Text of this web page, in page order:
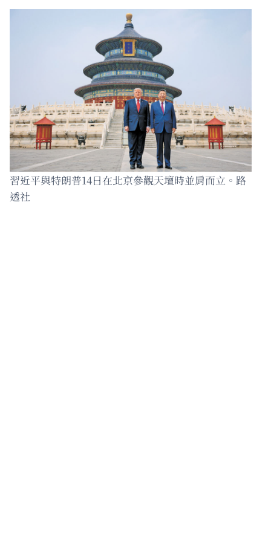
習近平與特朗普14日在北京參觀天壇時並肩而立。路
透社